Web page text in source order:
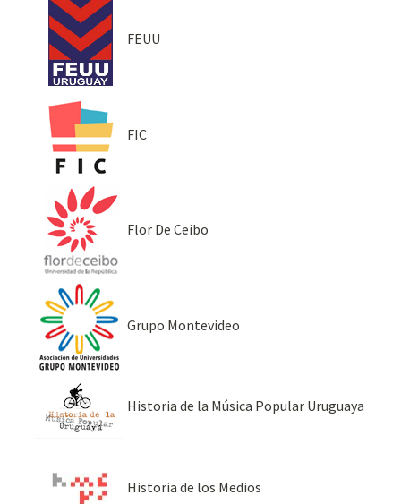
FEUU
FIC
Flor De Ceibo
Grupo Montevideo
Historia de la Música Popular Uruguaya
Historia de los Medios